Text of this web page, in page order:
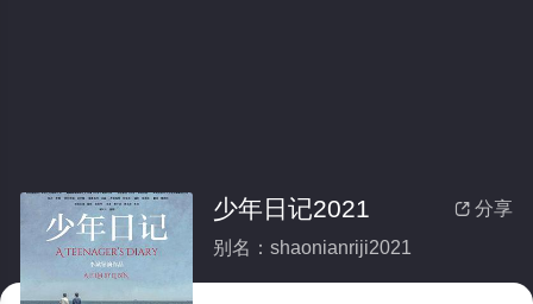
 分享
少年日记2021
别名：shaonianriji2021